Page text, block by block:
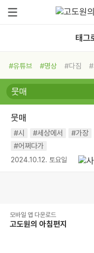
태그
#유튜브 #명상 #다짐 #
#비전캠프
#독서캠프 #삶
#희망
#나눔 #친구 #링
#독서
뭇매
#시 #세상에서 #가장
#어쩌다가
2024.10.12. 토요일
모바일 앱 다운로드
고도원의 아침편지